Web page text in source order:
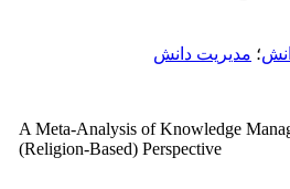
؛ مدیریت دانش
A Meta-Analysis of Knowledge
(Religion-Based) Perspective